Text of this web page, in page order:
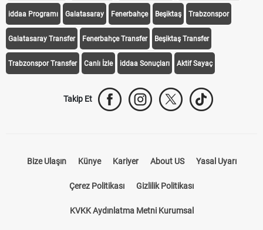
iddaa Programı Galatasaray Fenerbahçe Beşiktaş Trabzonspor
Galatasaray Transfer Fenerbahçe Transfer Beşiktaş Transfer
Trabzonspor Transfer Canlı İzle iddaa Sonuçları Aktif Sayaç
Takip Et
Bize Ulaşın Künye Kariyer About US Yasal Uyarı
Çerez Politikası Gizlilik Politikası
KVKK Aydınlatma Metni Kurumsal